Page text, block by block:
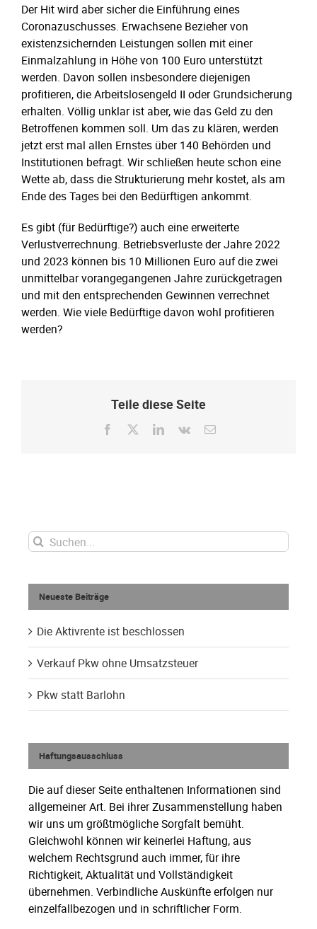
Der Hit wird aber sicher die Einführung eines
Coronazuschusses. Erwachsene Bezieher von
existenzsichernden Leistungen sollen mit einer
Einmalzahlung in Höhe von 100 Euro unterstützt
werden. Davon sollen insbesondere diejenigen
profitieren, die Arbeitslosengeld II oder Grundsicherung
erhalten. Völlig unklar ist aber, wie das Geld zu den
Betroffenen kommen soll. Um das zu klären, werden
jetzt erst mal allen Ernstes über 140 Behörden und
Institutionen befragt. Wir schließen heute schon eine
Wette ab, dass die Strukturierung mehr kostet, als am
Ende des Tages bei den Bedürftigen ankommt.
Es gibt (für Bedürftige?) auch eine erweiterte
Verlustverrechnung. Betriebsverluste der Jahre 2022
und 2023 können bis 10 Millionen Euro auf die zwei
unmittelbar vorangegangenen Jahre zurückgetragen
und mit den entsprechenden Gewinnen verrechnet
werden. Wie viele Bedürftige davon wohl profitieren
werden?
Teile diese Seite
Facebook LinkedIn
Vk
E-
Suche
nach:
Neueste Beiträge
Die Aktivrente ist beschlossen
Verkauf Pkw ohne Umsatzsteuer
Pkw statt Barlohn
Haftungsausschluss
Die auf dieser Seite enthaltenen Informationen sind
allgemeiner Art. Bei ihrer Zusammenstellung haben
wir uns um größtmögliche Sorgfalt bemüht.
Gleichwohl können wir keinerlei Haftung, aus
welchem Rechtsgrund auch immer, für ihre
Richtigkeit, Aktualität und Vollständigkeit
übernehmen. Verbindliche Auskünfte erfolgen nur
einzelfallbezogen und in schriftlicher Form.